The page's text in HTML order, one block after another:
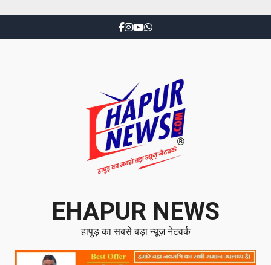
EHAPUR NEWS
हापुड़ का सबसे बड़ा न्यूज़ नेटवर्क